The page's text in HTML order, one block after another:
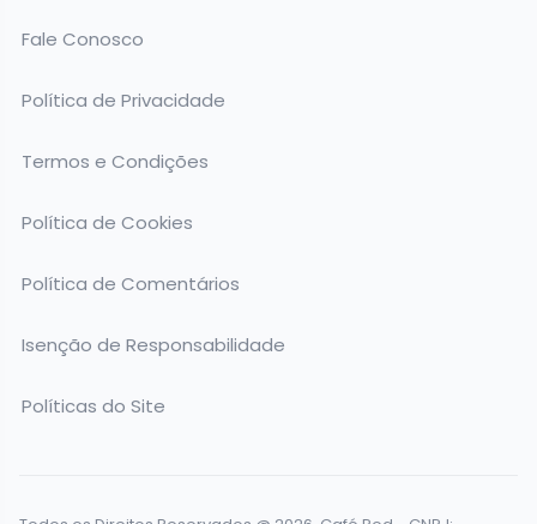
Fale Conosco
Política de Privacidade
Termos e Condições
Política de Cookies
Política de Comentários
Isenção de Responsabilidade
Políticas do Site